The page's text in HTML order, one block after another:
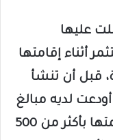
عليها
أثناء إقامتها
قبل أن تنشأ
لديه مبالغ
نقدية ومشغولات ذهبية تُقدّر قيمتها بأكثر من 500